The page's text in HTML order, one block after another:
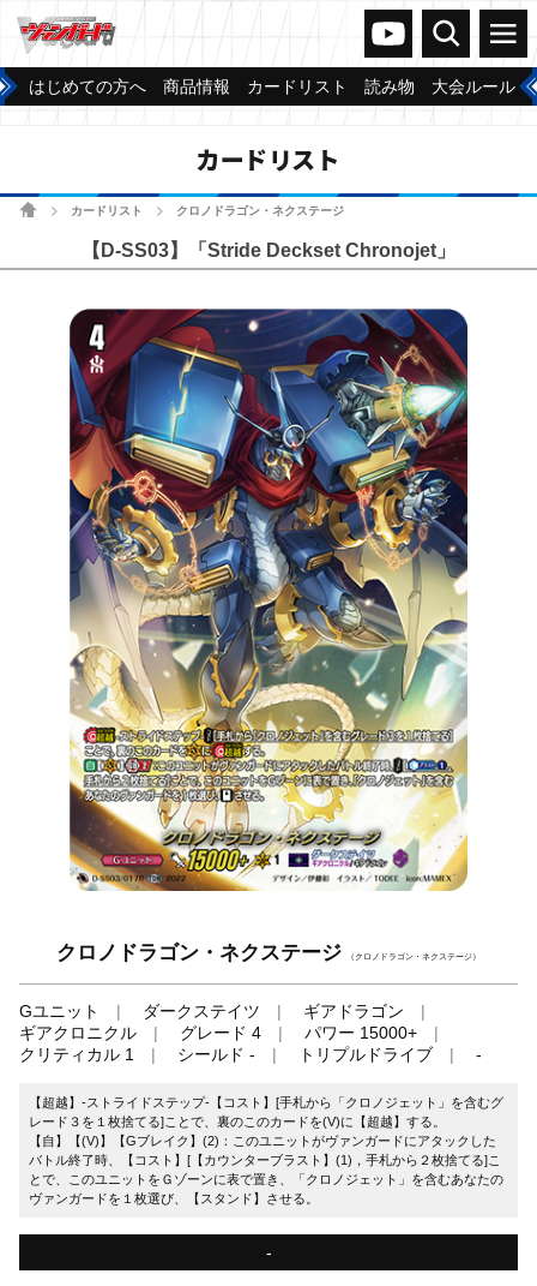
ヴァンガードch
検索 メニュー
はじめての方へ 商品情報 カードリスト 読み物 大会ルール
カードリスト
ホームカードリスト クロノドラゴン・ネクステージ
【D-SS03】「Stride Deckset Chronojet」
クロノドラゴン・ネクステージ （クロノドラゴン・ネクステージ）
Gユニット ダークステイツ
ギアドラゴン
ギアクロニクル
グレード 4
パワー 15000+
クリティカル 1
シールド - トリプルドライブ -
【超越】-ストライドステップ-【コスト】[手札から「クロノジェット」を含むグ
レード３を１枚捨てる]ことで、裏のこのカードを(V)に【超越】する。
【自】【(V)】【Gブレイク】(2)：このユニットがヴァンガードにアタックした
バトル終了時、【コスト】[【カウンターブラスト】(1)，手札から２枚捨てる]こ
とで、このユニットをＧゾーンに表で置き、「クロノジェット」を含むあなたの
ヴァンガードを１枚選び、【スタンド】させる。
-